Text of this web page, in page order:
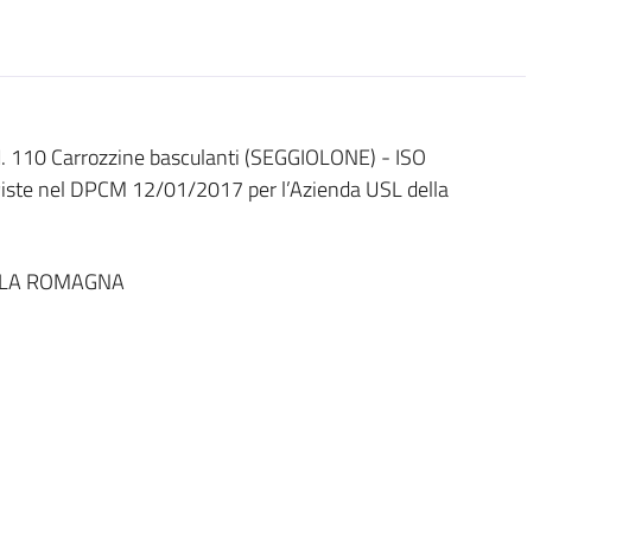
Carrozzine basculanti (SEGGIOLONE) - ISO
nel DPCM 12/01/2017 per l’Azienda USL della
ROMAGNA